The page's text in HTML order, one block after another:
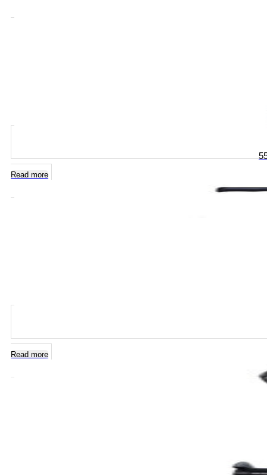
Read more
Read more